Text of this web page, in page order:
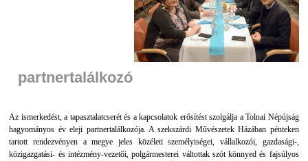
partnertalálkozó
Az ismerkedést, a tapasztalatcserét és a kapcsolatok erősítést szolgálja a Tolnai Népújság
hagyományos év eleji partnertalálkozója. A szekszárdi Művészetek Házában pénteken
tartott rendezvényen a megye jeles közéleti személyiségei, vállalkozói, gazdasági-,
közigazgatási- és intézmény-vezetői, polgármesterei váltottak szót könnyed és fajsúlyos